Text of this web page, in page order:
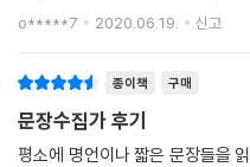
머리속에, 마음속에 새겨보자는
o*****7 2020.06.19. 신고
종이책 구매
문장수집가 후기
평소에 명언이나 짧은 문장들을